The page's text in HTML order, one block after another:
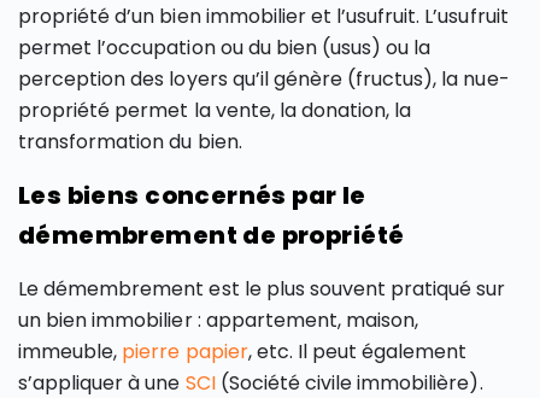
propriété d’un bien immobilier et l’usufruit. L’usufruit
permet l’occupation ou du bien (usus) ou la
perception des loyers qu’il génère (fructus), la nue-
propriété permet la vente, la donation, la
transformation du bien.
Les biens concernés par le
démembrement de propriété
Le démembrement est le plus souvent pratiqué sur
un bien immobilier : appartement, maison,
immeuble, pierre papier, etc. Il peut également
s’appliquer à une SCI(Société civile immobilière).